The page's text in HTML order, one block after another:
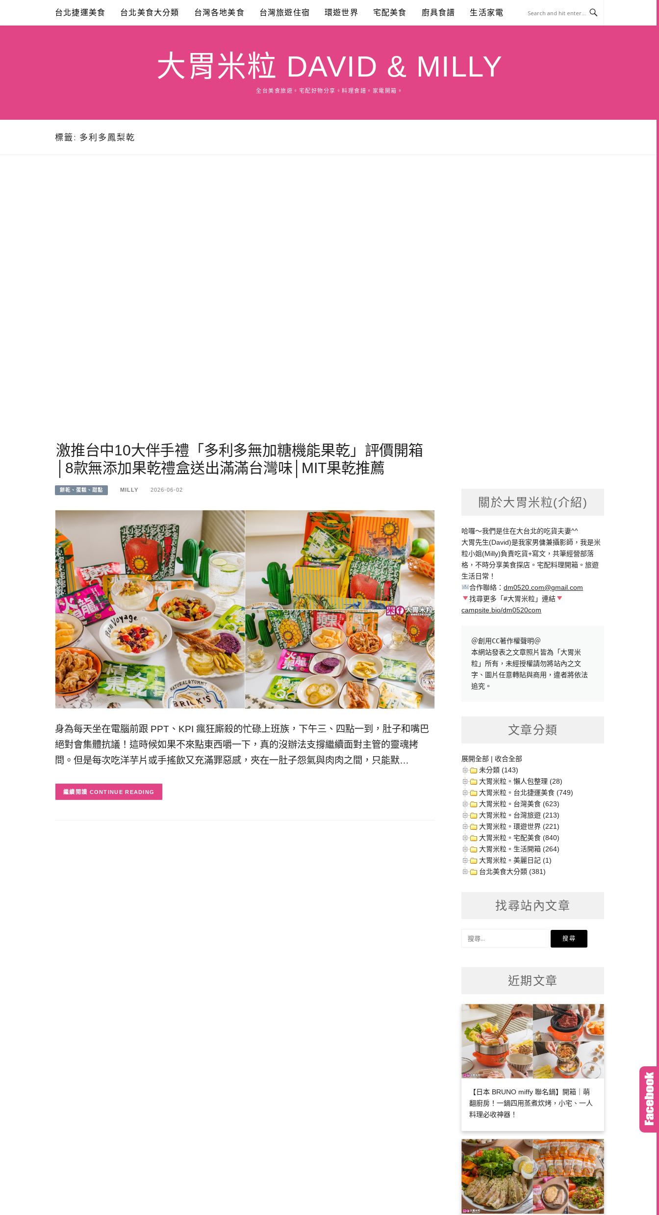
content
台北捷運美食 台北美食大分類 台灣各地美食 台灣旅遊住宿 環遊世界 宅配美食 廚具食譜 生活家電
大胃米粒 DAVID & MILLY
全台美食旅遊。宅配好物分享。料理食譜。家電開箱。
標籤: 多利多鳳梨乾
激推台中10大伴手禮「多利多無加糖機能果乾」評價開箱
│8款無添加果乾禮盒送出滿滿台灣味│MIT果乾推薦
餅乾、蛋糕、甜點 MILLY 2026-06-02
身為每天坐在電腦前跟 PPT、KPI 瘋狂廝殺的忙碌上班族，下午三、四點一到，肚子和嘴巴
絕對會集體抗議！這時候如果不來點東西嚼一下，真的沒辦法支撐繼續面對主管的靈魂拷
問。但是每次吃洋芋片或手搖飲又充滿罪惡感，夾在一肚子怨氣與肉肉之間，只能默…
CONTINUE READING
關於大胃米粒(介紹)
哈囉～我們是住在大台北的吃貨夫妻^^
大胃先生(David)是我家男傭兼攝影師，我是米
粒小姐(Milly)負責吃貨+寫文，共筆經營部落
格，不時分享美食探店。宅配料理開箱。旅遊
生活日常！
合作聯絡：dm0520.com@gmail.com
找尋更多「#大胃米粒」連結
campsite.bio/dm0520com
＠創用CC著作權聲明＠
本網站發表之文章照片皆為「大胃米
粒」所有，未經授權請勿將站內之文
字、圖片任意轉貼與商用，違者將依法
追究。
文章分類
展開全部 | 收合全部
未分類 (143)
大胃米粒。懶人包整理 (28)
大胃米粒。台北捷運美食 (749)
大胃米粒。台灣美食 (623)
大胃米粒。台灣旅遊 (213)
大胃米粒。環遊世界 (221)
大胃米粒。宅配美食 (840)
大胃米粒。生活開箱 (264)
大胃米粒。美麗日記 (1)
台北美食大分類 (381)
找尋站內文章
近期文章
【日本 BRUNO miffy 聯名鍋】開箱｜萌
翻廚房！一鍋四用蒸煮炊烤，小宅、一人
料理必收神器！